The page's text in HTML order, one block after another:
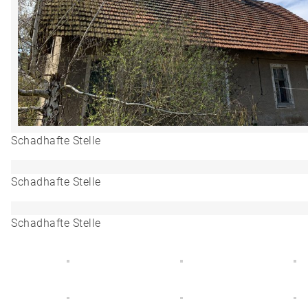
Schadhafte Stelle
Schadhafte Stelle
Schadhafte Stelle